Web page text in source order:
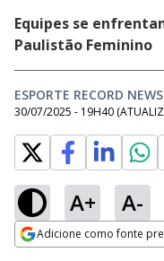
Equipes se
Paulistão Feminino
ESPORTE RECORD NEWS
30/07/2025 - 19H40
A+ A-
Adicione como fonte
Ativar
Loaded
20.96%